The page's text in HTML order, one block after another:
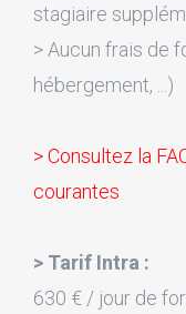
stagiaire
> Aucun frais de
hébergement, ...)
> Consultez la
courantes
> Tarif Intra :
630 € / jour de